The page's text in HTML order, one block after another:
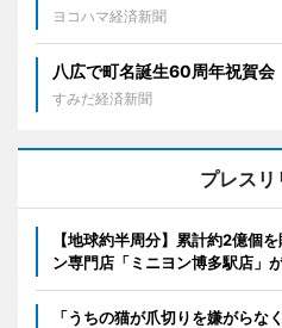
ヨコハマ経済新聞
八広で町名誕生60周年祝賀
すみだ経済新聞
プレスリ
【地球約半周分】累計約2億個
ン専門店「ミニヨン博多駅店」
「うちの猫が爪切りを嫌がらな